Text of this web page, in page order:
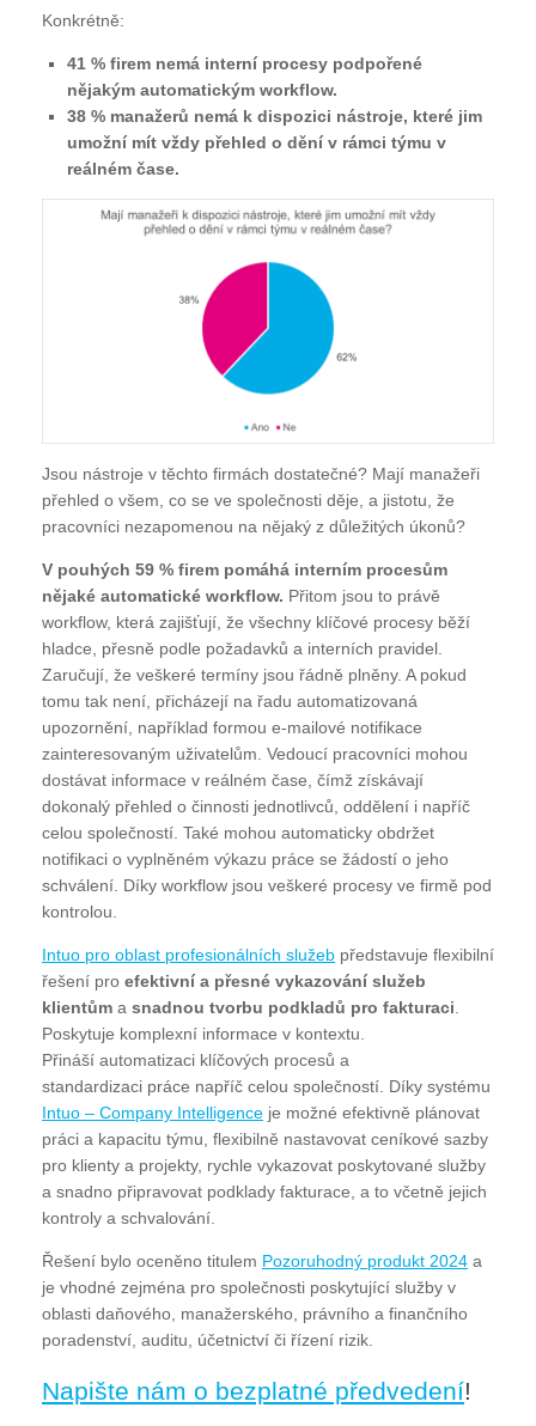
Konkrétně:
41 % firem nemá interní procesy podpořené
nějakým automatickým workflow.
38 % manažerů nemá k dispozici nástroje, které jim
umožní mít vždy přehled o dění v rámci týmu v
reálném čase.
Jsou nástroje v těchto firmách dostatečné? Mají manažeři
přehled o všem, co se ve společnosti děje, a jistotu, že
pracovníci nezapomenou na nějaký z důležitých úkonů?
V pouhých 59 % firem pomáhá interním procesům
nějaké automatické workflow. Přitom jsou to právě
workflow, která zajišťují, že všechny klíčové procesy běží
hladce, přesně podle požadavků a interních pravidel.
Zaručují, že veškeré termíny jsou řádně plněny. A pokud
tomu tak není, přicházejí na řadu automatizovaná
upozornění, například formou e-mailové notifikace
zainteresovaným uživatelům. Vedoucí pracovníci mohou
dostávat informace v reálném čase, čímž získávají
dokonalý přehled o činnosti jednotlivců, oddělení i napříč
celou společností. Také mohou automaticky obdržet
notifikaci o vyplněném výkazu práce se žádostí o jeho
schválení. Díky workflow jsou veškeré procesy ve firmě pod
kontrolou.
Intuo pro oblast profesionálních služeb představuje flexibilní
řešení pro efektivní a přesné vykazování služeb
klientům a snadnou tvorbu podkladů pro fakturaci
Poskytuje komplexní informace v kontextu.
Přináší automatizaci klíčových procesů a
standardizaci práce napříč celou společností. Díky systému
Intuo – Company Intelligence je možné efektivně plánovat
práci a kapacitu týmu, flexibilně nastavovat ceníkové sazby
pro klienty a projekty, rychle vykazovat poskytované služby
a snadno připravovat podklady fakturace, a to včetně jejich
kontroly a schvalování.
Řešení bylo oceněno titulem Pozoruhodný produkt 2024 a
je vhodné zejména pro společnosti poskytující služby v
oblasti daňového, manažerského, právního a finančního
poradenství, auditu, účetnictví či řízení rizik.
Napište nám o bezplatné předvedení!